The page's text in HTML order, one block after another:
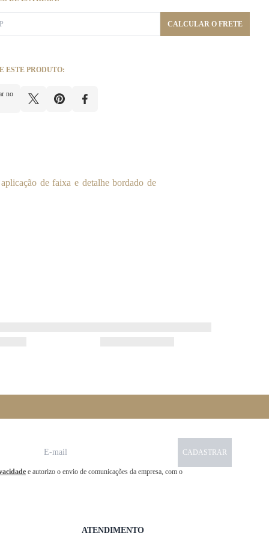
CALCULAR O FRETE
ESTE PRODUTO:
no
de faixa e detalhe bordado de
CADASTRAR
e autorizo o envio de comunicações da empresa, com o
ATENDIMENTO